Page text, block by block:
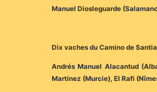
Manuel Diosleguarde
Dix vaches du Camino de
Andrés Manuel Alacantud
Martínez (Murcie), El Rafi